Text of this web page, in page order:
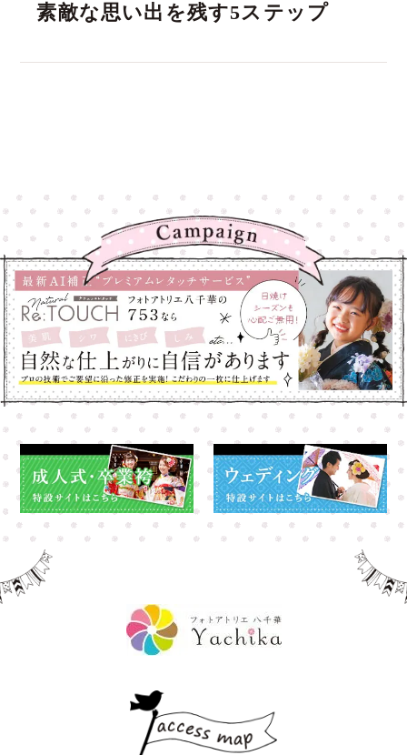
素敵な思い出を残す5ステップ